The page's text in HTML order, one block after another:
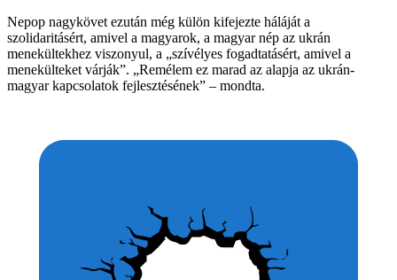
Nepop nagykövet ezután még külön kifejezte háláját a
szolidaritásért, amivel a magyarok, a magyar nép az ukrán
menekültekhez viszonyul, a „szívélyes fogadtatásért, amivel a
menekülteket várják”. „Remélem ez marad az alapja az ukrán-
magyar kapcsolatok fejlesztésének” – mondta.